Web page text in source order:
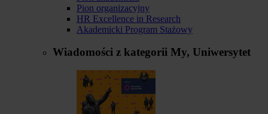
Pion organizacyjny
HR Excellence in Research
Akademicki Program Stażowy
Wiadomości z kategorii My, Uniwersytet